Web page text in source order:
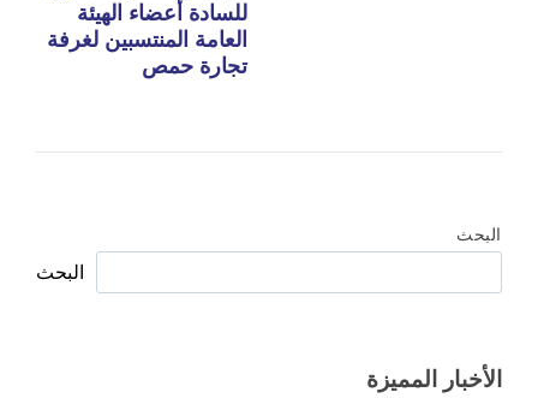
للسادة أعضاء الهيئة
العامة المنتسبين لغرفة
تجارة حمص
البحث
البحث
الأخبار المميزة